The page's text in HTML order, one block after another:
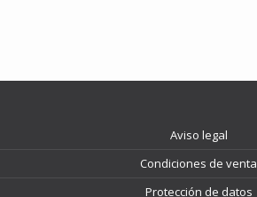
Aviso legal
Condiciones de venta
Protección de datos